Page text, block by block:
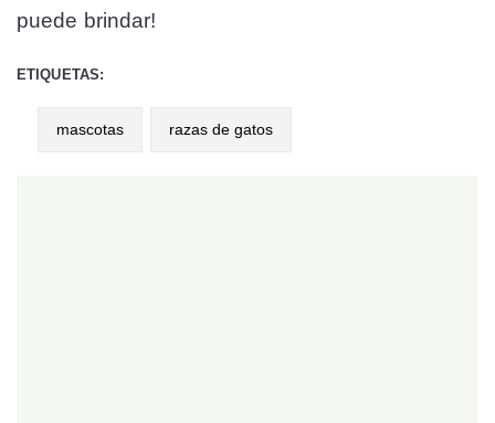
puede brindar!
ETIQUETAS:
mascotas razas de gatos